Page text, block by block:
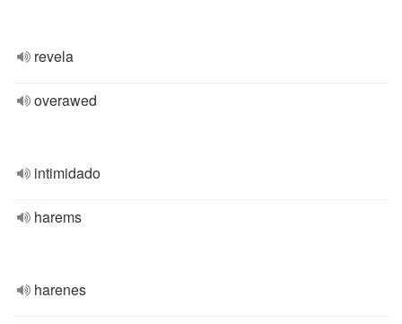
revela
overawed
intimidado
harems
harenes